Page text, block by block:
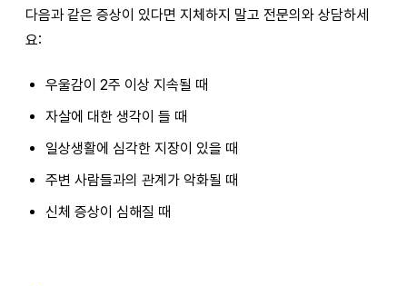
다음과 같은 증상이 있다면 지체하지 말고 전문의와 상담하세
요:
우울감이 2주 이상 지속될 때
자살에 대한 생각이 들 때
일상생활에 심각한 지장이 있을 때
주변 사람들과의 관계가 악화될 때
신체 증상이 심해질 때